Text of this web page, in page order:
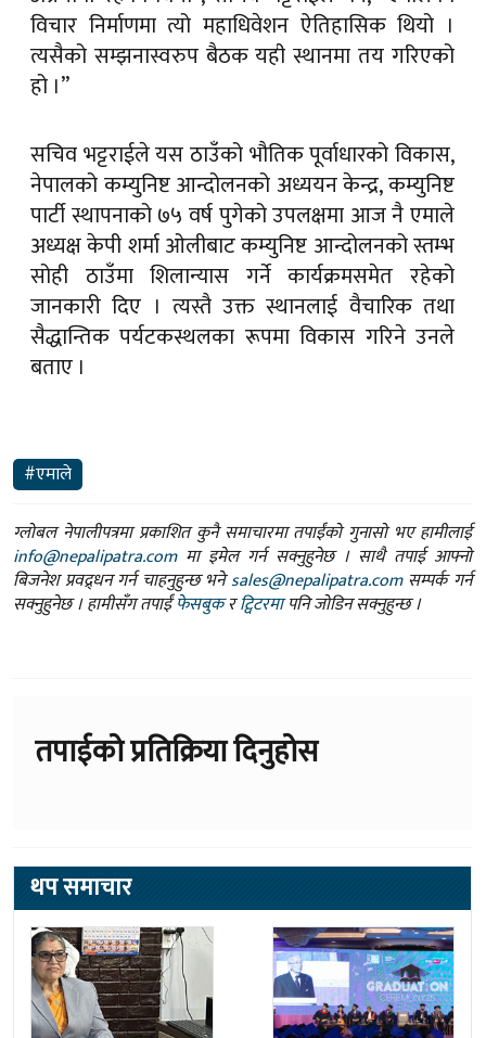
विचार निर्माणमा त्यो महाधिवेशन ऐतिहासिक थियो ।
त्यसैको सम्झनास्वरुप बैठक यही स्थानमा तय गरिएको
हो ।”
सचिव भट्टराईले यस ठाउँको भौतिक पूर्वाधारको विकास,
नेपालको कम्युनिष्ट आन्दोलनको अध्ययन केन्द्र, कम्युनिष्ट
पार्टी स्थापनाको ७५ वर्ष पुगेको उपलक्षमा आज नै एमाले
अध्यक्ष केपी शर्मा ओलीबाट कम्युनिष्ट आन्दोलनको स्तम्भ
सोही ठाउँमा शिलान्यास गर्ने कार्यक्रमसमेत रहेको
जानकारी दिए । त्यस्तै उक्त स्थानलाई वैचारिक तथा
सैद्धान्तिक पर्यटकस्थलका रूपमा विकास गरिने उनले
बताए ।
#एमाले
ग्लोबल नेपालीपत्रमा प्रकाशित कुनै समाचारमा तपाईंको गुनासो भए हामीलाई
info@nepalipatra.comमा इमेल गर्न सक्नुहुनेछ । साथै तपाई आफ्नो
बिजनेश प्रवद्र्धन गर्न चाहनुहुन्छ भनेsales@nepalipatra.comसम्पर्क गर्न
सक्नुहुनेछ । हामीसँग तपाईंफेसबुकरट्विटरमापनि जोडिन सक्नुहुन्छ ।
तपाईको प्रतिक्रिया दिनुहोस
थप समाचार